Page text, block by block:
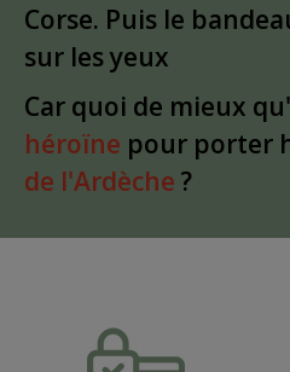
Corse. Puis le
sur les yeux
Car quoi de mieux
héroïne pour porter
de l'Ardèche ?